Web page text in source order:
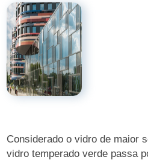
Considerado o vidro de maior
vidro temperado verde passa